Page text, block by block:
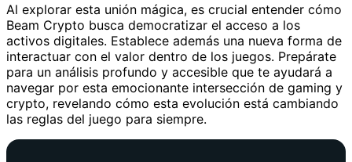
Al explorar esta unión mágica, es crucial entender cómo
Beam Crypto busca democratizar el acceso a los
activos digitales. Establece además una nueva forma de
interactuar con el valor dentro de los juegos. Prepárate
para un análisis profundo y accesible que te ayudará a
navegar por esta emocionante intersección de gaming y
crypto, revelando cómo esta evolución está cambiando
las reglas del juego para siempre.